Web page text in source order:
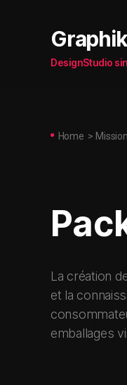
DesignStudio
Home >
La création
et la
emballages